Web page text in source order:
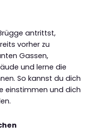
antrittst,
vorher zu
Gassen,
und lerne die
So kannst du dich
einstimmen und dich